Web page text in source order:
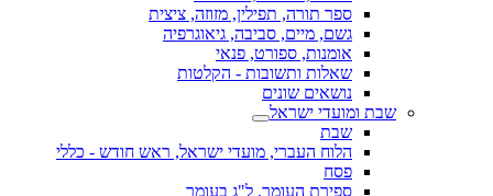
ספר תורה, תפילין, מזוזה, ציצית
גשם, מיים, סביבה, גיאוגרפיה
אומנות, ספורט, פנאי
שאלות ותשובות - הקלטות
נושאים שונים
שבת ומועדי ישראל
שבת
הלוח העברי, מועדי ישראל, ראש חודש - כללי
פסח
ספירת העומר, ל"ג בעומר